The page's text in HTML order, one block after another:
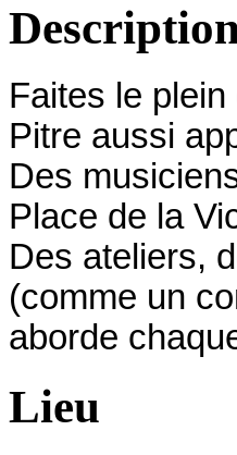
Faites le
Pitre aussi
Des
Place de la
Des ateliers,
(comme un
aborde
Lieu